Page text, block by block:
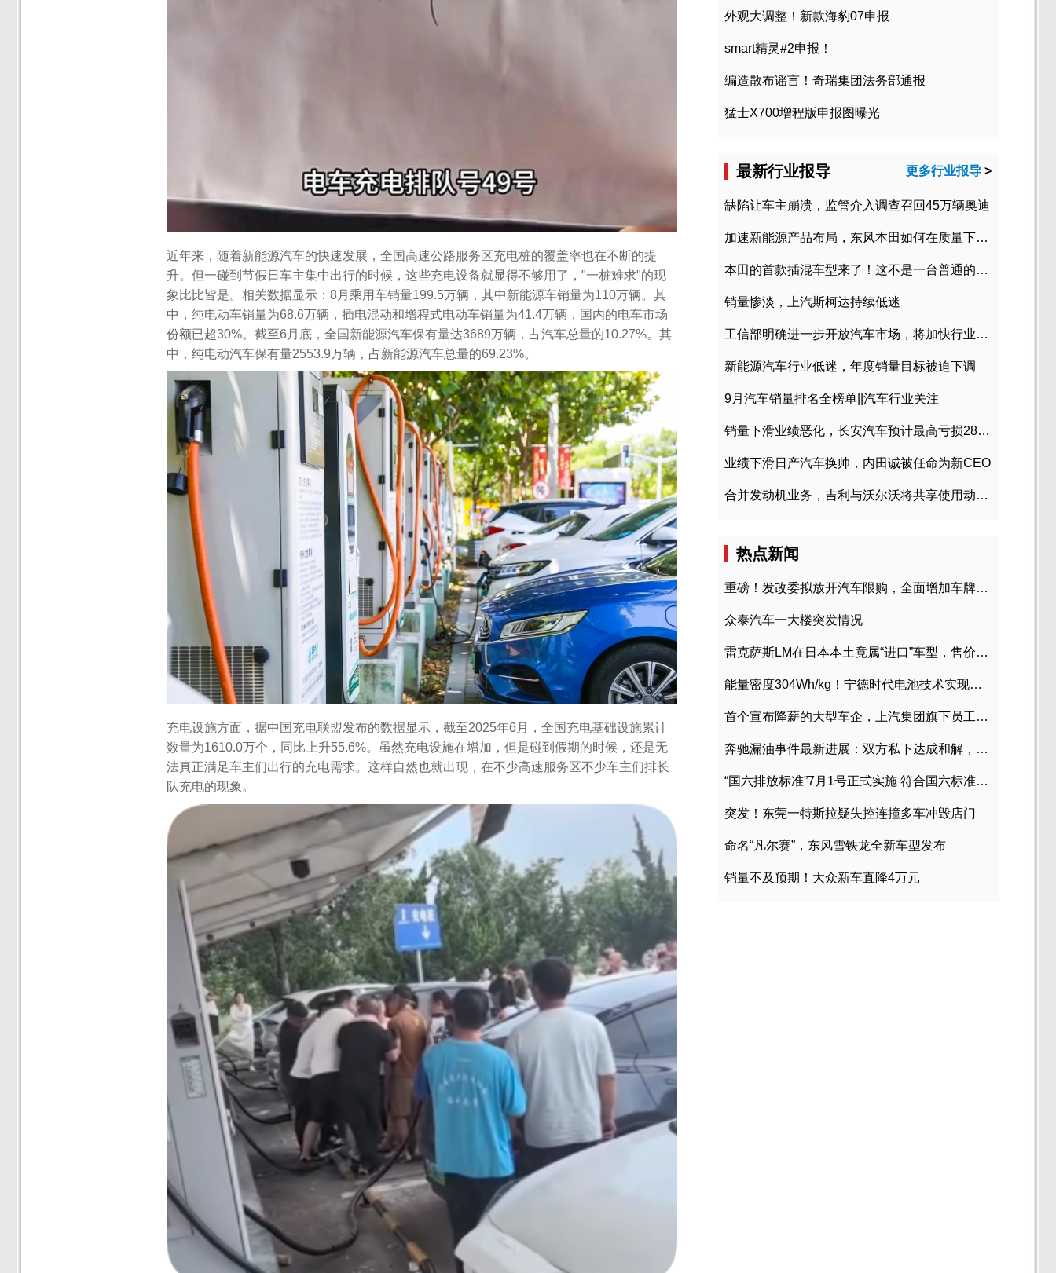
近年来，随着新能源汽车的快速发展，全国高速公路服务区充电桩的覆盖率也在不断的提
升。但一碰到节假日车主集中出行的时候，这些充电设备就显得不够用了，"一桩难求"的现
象比比皆是。相关数据显示：8月乘用车销量199.5万辆，其中新能源车销量为110万辆。其
中，纯电动车销量为68.6万辆，插电混动和增程式电动车销量为41.4万辆，国内的电车市场
份额已超30%。截至6月底，全国新能源汽车保有量达3689万辆，占汽车总量的10.27%。其
中，纯电动汽车保有量2553.9万辆，占新能源汽车总量的69.23%。
充电设施方面，据中国充电联盟发布的数据显示，截至2025年6月，全国充电基础设施累计
数量为1610.0万个，同比上升55.6%。虽然充电设施在增加，但是碰到假期的时候，还是无
法真正满足车主们出行的充电需求。这样自然也就出现，在不少高速服务区不少车主们排长
队充电的现象。
外观大调整！新款海豹07申报
smart精灵#2申报！
编造散布谣言！奇瑞集团法务部通报
猛士X700增程版申报图曝光
最新行业报导 更多行业报导 >
缺陷让车主崩溃，监管介入调查召回45万辆奥迪
加速新能源产品布局，东风本田如何在质量下转型？
本田的首款插混车型来了！这不是一台普通的CR-V
销量惨淡，上汽斯柯达持续低迷
工信部明确进一步开放汽车市场，将加快行业兼并重组
新能源汽车行业低迷，年度销量目标被迫下调
9月汽车销量排名全榜单||汽车行业关注
销量下滑业绩恶化，长安汽车预计最高亏损28亿元
业绩下滑日产汽车换帅，内田诚被任命为新CEO
合并发动机业务，吉利与沃尔沃将共享使用动力总成
热点新闻
重磅！发改委拟放开汽车限购，全面增加车牌指标
众泰汽车一大楼突发情况
雷克萨斯LM在日本本土竟属“进口”车型，售价2580万日元
能量密度304Wh/kg！宁德时代电池技术实现突破
首个宣布降薪的大型车企，上汽集团旗下员工降薪文件曝光
奔驰漏油事件最新进展：双方私下达成和解，工商已介入调查
“国六排放标准”7月1号正式实施 符合国六标准车型目录一览
突发！东莞一特斯拉疑失控连撞多车冲毁店门
命名“凡尔赛”，东风雪铁龙全新车型发布
销量不及预期！大众新车直降4万元